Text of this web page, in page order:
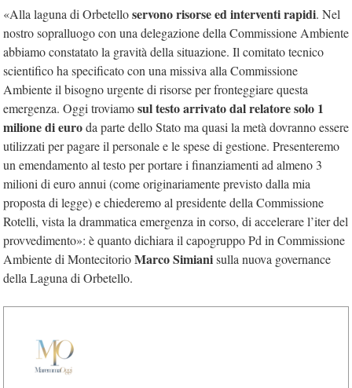
«Alla laguna di Orbetelloservono risorse ed interventi rapidi. Nel
nostro sopralluogo con una delegazione della Commissione Ambiente
abbiamo constatato la gravità della situazione. Il comitato tecnico
scientifico ha specificato con una missiva alla Commissione
Ambiente il bisogno urgente di risorse per fronteggiare questa
emergenza. Oggi troviamosul testo arrivato dal relatore solo 1
milione di euroda parte dello Stato ma quasi la metà dovranno essere
utilizzati per pagare il personale e le spese di gestione. Presenteremo
un emendamento al testo per portare i finanziamenti ad almeno 3
milioni di euro annui (come originariamente previsto dalla mia
proposta di legge) e chiederemo al presidente della Commissione
Rotelli, vista la drammatica emergenza in corso, di accelerare l’iter del
provvedimento»: è quanto dichiara il capogruppo Pd in Commissione
Ambiente di MontecitorioMarco Simianisulla nuova governance
della Laguna di Orbetello.